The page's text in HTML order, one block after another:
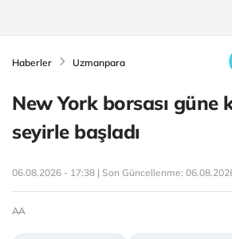
Haberler Uzmanpara
New York borsası güne
seyirle başladı
06.08.2026 - 17:38 | Son Güncellenme:
AA